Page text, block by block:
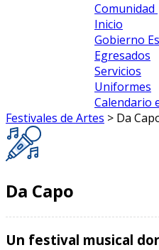
Comunidad
Inicio
Gobierno
Egresados
Servicios
Uniformes
Calendario
Festivales de Artes > Da
Da Capo
Un festival musical